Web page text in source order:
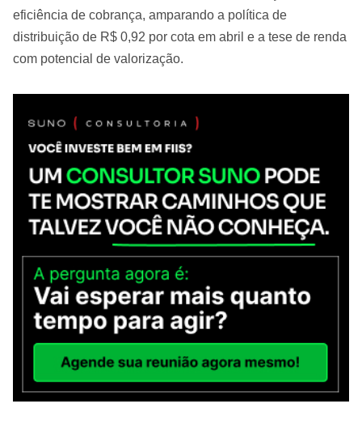
eficiência de cobrança, amparando a política de
distribuição de R$ 0,92 por cota em abril e a tese de renda
com potencial de valorização.